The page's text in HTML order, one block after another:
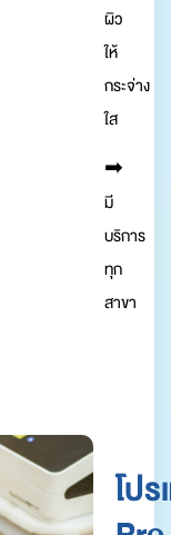
ผิว
ให้
กระจ่าง
ใส
➡︎
มี
บริการ
ทุก
สาขา
โป